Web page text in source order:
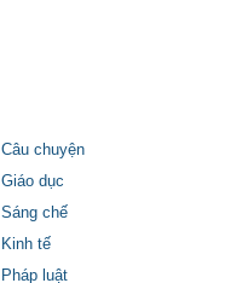
Câu chuyện
Giáo dục
Sáng chế
Kinh tế
Pháp luật